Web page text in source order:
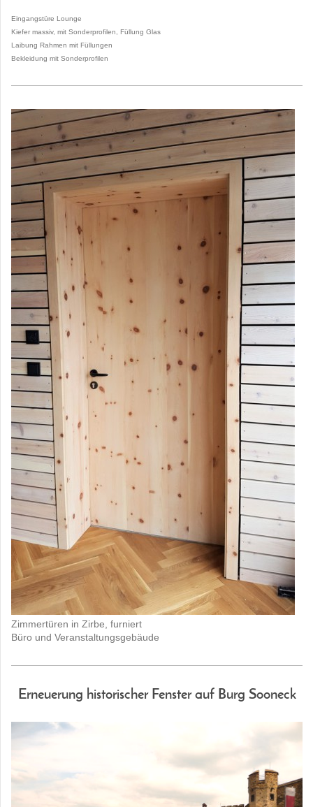
Eingangstüre Lounge
Kiefer massiv, mit Sonderprofilen, Füllung Glas
Laibung Rahmen mit Füllungen
Bekleidung mit Sonderprofilen
Zimmertüren in Zirbe, furniert
Büro und Veranstaltungsgebäude
Erneuerung historischer Fenster auf Burg Sooneck